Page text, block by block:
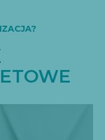
ETOWE